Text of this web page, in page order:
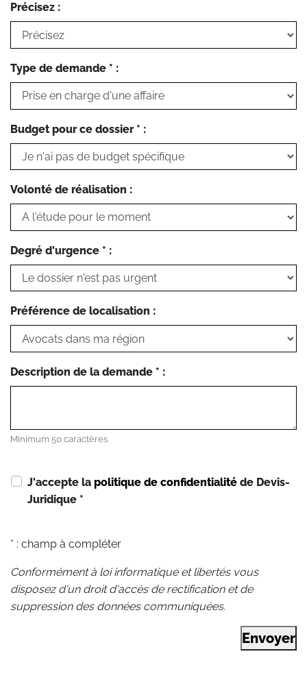
Précisez :
Type de demande * :
Budget pour ce dossier * :
Volonté de réalisation :
Degré d'urgence * :
Préférence de localisation :
Description de la demande * :
Minimum 50 caractères
J'accepte la politique de confidentialité de Devis-
Juridique *
* : champ à compléter
Conformément à loi informatique et libertés vous
disposez d'un droit d'accès de rectification et de
suppression des données communiquées.
Envoyer